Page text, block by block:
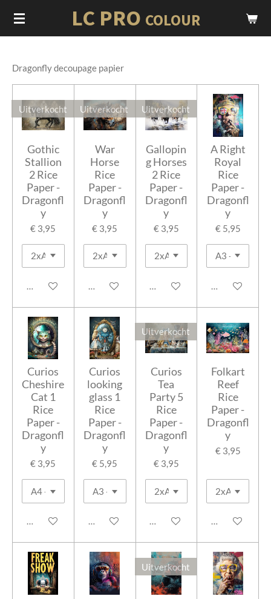
Ga
direct
hoofdinhoud
LC PRO COLOUR
Dragonfly decoupage papier
Uitverkocht
Gothic
Stallion
2 Rice
Paper -
Dragonfl
y
€ 3,95
Houd mij op de hoogte
Uitverkocht
War
Horse
Rice
Paper -
Dragonfl
y
€ 3,95
Houd mij op de hoogte
Uitverkocht
Gallopin
g Horses
2 Rice
Paper -
Dragonfl
y
€ 3,95
Houd mij op de hoogte
A Right
Royal
Rice
Paper -
Dragonfl
y
€ 5,95
In
Curios
Cheshire
Cat 1
Rice
Paper -
Dragonfl
y
€ 3,95
In winkelwagen
Curios
looking
glass 1
Rice
Paper -
Dragonfl
y
€ 5,95
In winkelwagen
Uitverkocht
Curios
Tea
Party 5
Rice
Paper -
Dragonfl
y
€ 3,95
Houd mij op de hoogte
Folkart
Reef
Rice
Paper -
Dragonfl
y
€ 3,95
In
Uitverkocht